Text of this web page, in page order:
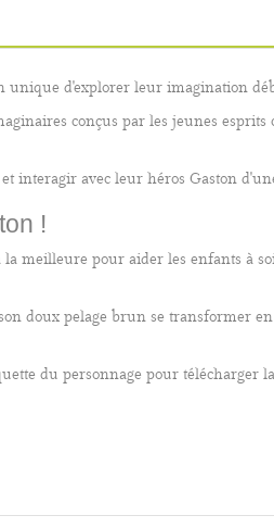
unique d'explorer leur imagination
conçus par les jeunes
interagir avec leur héros Gaston
!
meilleure pour aider les enfants à
doux pelage brun se transformer
du personnage pour télécharger